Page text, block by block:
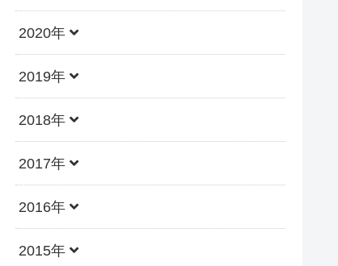
2020年
2019年
2018年
2017年
2016年
2015年